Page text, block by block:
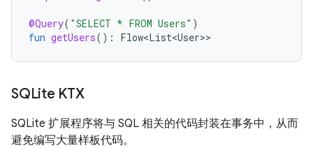
@Query( "SELECT * FROM Users" )
fun getUsers(): Flow<List<User>
SQLite KTX
SQLite 扩展程序将与 SQL 相关的代码封装在事务中，从而
避免编写大量样板代码。